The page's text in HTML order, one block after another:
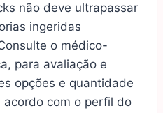
não deve ultrapassar
ingeridas
o médico-
para avaliação e
opções e quantidade
com o perfil do